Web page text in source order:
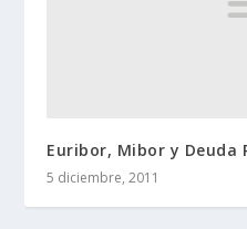
Euribor, Mibor y Deuda
5 diciembre, 2011